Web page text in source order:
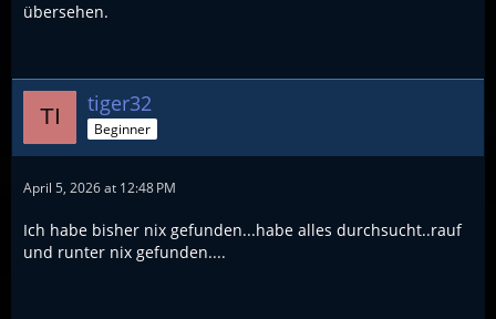
übersehen.
tiger32
Beginner
April 5, 2026 at 12:48 PM
Ich habe bisher nix gefunden...habe alles durchsucht..rauf
und runter nix gefunden....